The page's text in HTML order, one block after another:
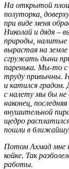
На открытой
полуторка,
при виде меня
Николай и дядя –
природы, налитые
вырастая на
сгружать дыни
паренька. Мы-то
труду привычны.
и катился
с налету мы бы не
наконец,
внушительной
щедро
пошли в
Потом Ахмад мне
койке. Так
работы.